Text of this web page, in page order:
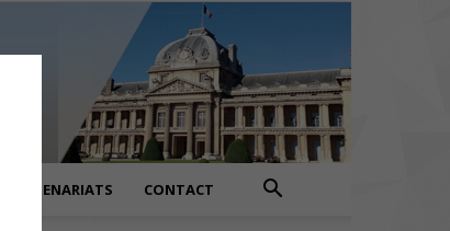
PARTENARIATS CONTACT